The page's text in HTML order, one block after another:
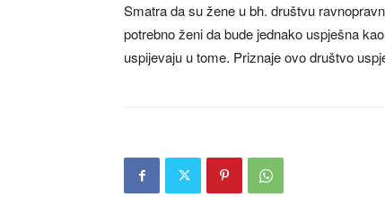
Smatra da su žene u bh. društvu
potrebno ženi da bude jednako uspješna
uspijevaju u tome. Priznaje ovo društvo